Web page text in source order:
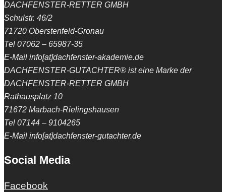
DACHFENSTER-RETTER GMBH
Schulstr. 46/2
71720 Oberstenfeld-Gronau
Tel 07062 – 65987-35
E-Mail info[at]dachfenster-akademie.de
DACHFENSTER-GUTACHTER® ist eine Marke der
DACHFENSTER-RETTER GMBH
Rathausplatz 10
71672 Marbach-Rielingshausen
Tel 07144 – 9104265
E-Mail info[at]dachfenster-gutachter.de
Social Media
Facebook